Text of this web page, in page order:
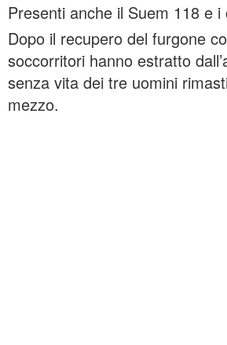
Presenti anche il Suem 118 e i
Dopo il recupero del furgone
soccorritori hanno estratto
senza vita dei tre uomini
mezzo.